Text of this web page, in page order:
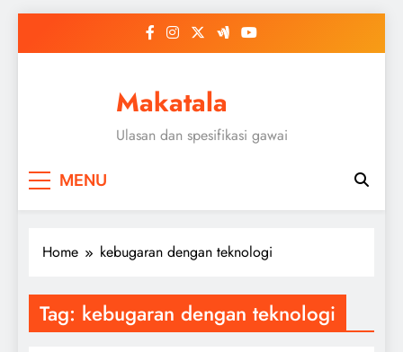
Makatala
Ulasan dan spesifikasi gawai
MENU
Home kebugaran dengan teknologi
Tag: kebugaran dengan teknologi